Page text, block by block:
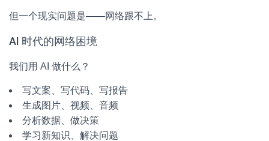
但一个现实问题是——网络跟不上。
AI 时代的网络困境
我们用 AI 做什么？
写文案、写代码、写报告
生成图片、视频、音频
分析数据、做决策
学习新知识、解决问题